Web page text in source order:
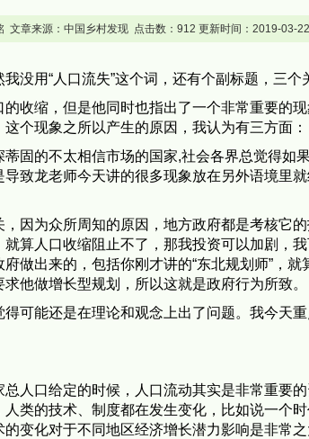
文章来源：中国乡村发现 点击数：912 更新时间：2019-03-22
没用“人口流失”这个词，还有个副标题，三
收缩，但是他同时也指出了一个非常重要的
个现象之所以产生的原因，我认为有三方面：
固的不太相信市场的国家,社会各界总觉得如
致龙老师今天讲的很多现象放在另外语境里
因为众所周知的原因，地方政府都是考核它
算人口收缩阻止不了，那我投资可以加剧，
做出来的，包括你刚才讲的“东北规划师”，就
他做增长型规划，所以这就是政府行为所致。
可能还是在理论和观念上出了问题。我今天
人口给定的时候，人口流动其实是非常重要
类的技术、制度都在发生变化，比如说一个
变化对于不同地区经济增长潜力影响是非常